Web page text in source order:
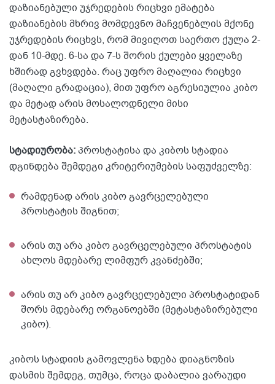
დაზიანებული უჯრედების რიცხვი ემატება
დაზიანების მხრივ მომდევნო მაჩვენებლის მქონე
უჯრედების რიცხვს, რომ მივიღოთ საერთო ქულა 2-
დან 10-მდე. 6-სა და 7-ს შორის ქულები ყველაზე
ხშირად გვხვდება. რაც უფრო მაღალია რიცხვი
(მაღალი გრადაცია), მით უფრო აგრესიულია კიბო
და მეტად არის მოსალოდნელი მისი
მეტასტაზირება.
სტადიურობა:პროსტატისა და კიბოს სტადია
დგინდება შემდეგი კრიტერიუმების საფუძველზე:
რამდენად არის კიბო გავრცელებული
პროსტატის შიგნით;
არის თუ არა კიბო გავრცელებული პროსტატის
ახლოს მდებარე ლიმფურ კვანძებში;
არის თუ არ კიბო გავრცელებული პროსტატიდან
შორს მდებარე ორგანოებში (მეტასტაზირებული
კიბო).
კიბოს სტადიის გამოვლენა ხდება დიაგნოზის
დასმის შემდეგ, თუმცა, როცა დაბალია ვარაუდი